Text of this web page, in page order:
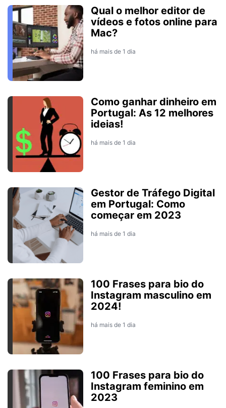
Qual o melhor editor de
vídeos e fotos online para
Mac?
há mais de 1 dia
Como ganhar dinheiro em
Portugal: As 12 melhores
ideias!
há mais de 1 dia
Gestor de Tráfego Digital
em Portugal: Como
começar em 2023
há mais de 1 dia
100 Frases para bio do
Instagram masculino em
2024!
há mais de 1 dia
100 Frases para bio do
Instagram feminino em
2023